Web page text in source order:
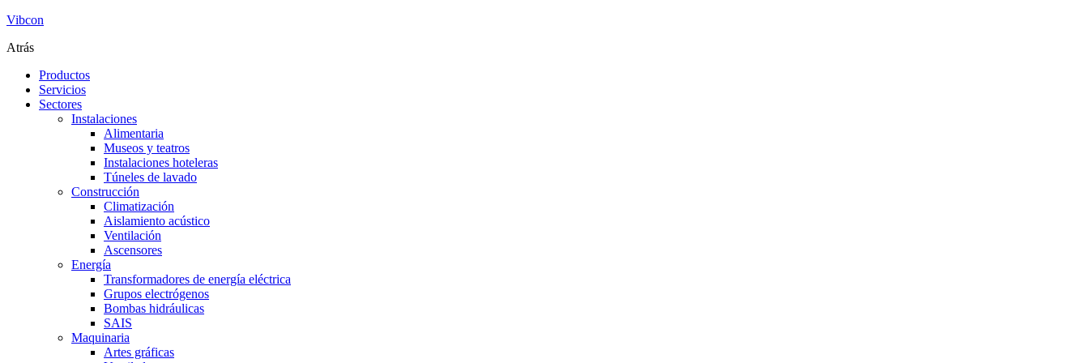
Vibcon
Atrás
Productos
Servicios
Sectores
Instalaciones
Alimentaria
Museos y teatros
Instalaciones hoteleras
Túneles de lavado
Construcción
Climatización
Aislamiento acústico
Ventilación
Ascensores
Energía
Transformadores de energía eléctrica
Grupos electrógenos
Bombas hidráulicas
SAIS
Maquinaria
Artes gráficas